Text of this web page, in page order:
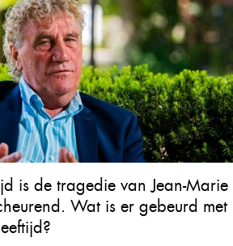
is de tragedie van Jean-Marie
Wat is er gebeurd met